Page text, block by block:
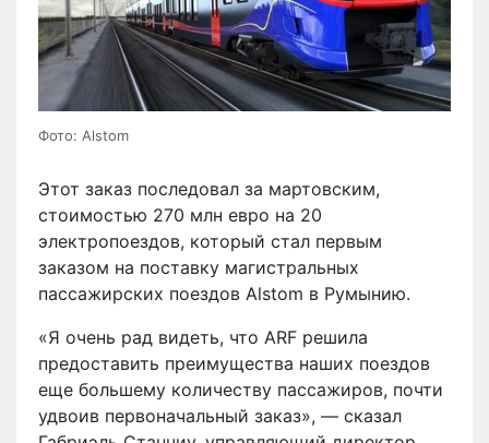
Фото: Alstom
Этот заказ последовал за мартовским,
стоимостью 270 млн евро на 20
электропоездов, который стал первым
заказом на поставку магистральных
пассажирских поездов Alstom в Румынию.
«Я очень рад видеть, что ARF решила
предоставить преимущества наших поездов
еще большему количеству пассажиров, почти
удвоив первоначальный заказ», — сказал